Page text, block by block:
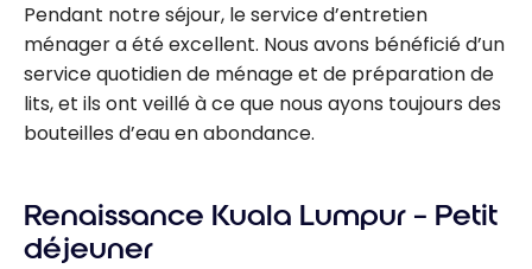
Pendant notre séjour, le service d’entretien
ménager a été excellent. Nous avons bénéficié d’un
service quotidien de ménage et de préparation de
lits, et ils ont veillé à ce que nous ayons toujours des
bouteilles d’eau en abondance.
Renaissance Kuala Lumpur – Petit
déjeuner